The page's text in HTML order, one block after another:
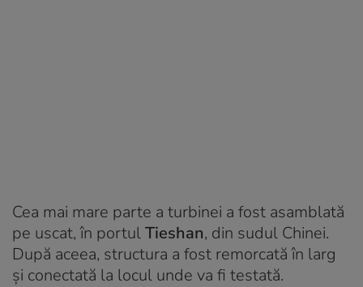
Cea mai mare parte a turbinei a fost asamblată
pe uscat, în portulTieshan, din sudul Chinei.
După aceea, structura a fost remorcată în larg
și conectată la locul unde va fi testată.